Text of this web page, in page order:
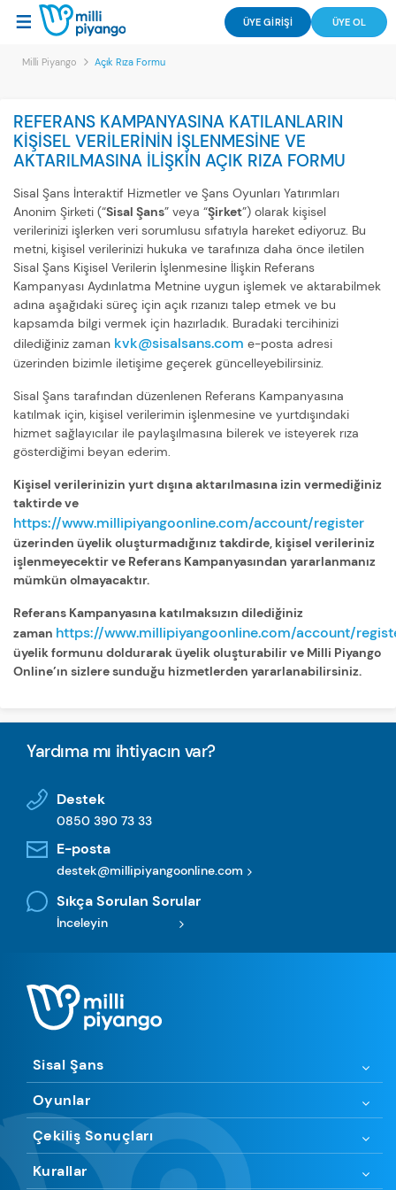
ÜYE GİRİŞİ ÜYE OL
Milli Piyango Açık Rıza Formu
REFERANS KAMPANYASINA KATILANLARIN
KİŞİSEL VERİLERİNİN İŞLENMESİNE VE
AKTARILMASINA İLİŞKİN AÇIK RIZA FORMU
Sisal Şans İnteraktif Hizmetler ve Şans Oyunları Yatırımları
Anonim Şirketi (“Sisal Şans” veya “Şirket”) olarak kişisel
verilerinizi işlerken veri sorumlusu sıfatıyla hareket ediyoruz. Bu
metni, kişisel verilerinizi hukuka ve tarafınıza daha önce iletilen
Sisal Şans Kişisel Verilerin İşlenmesine İlişkin Referans
Kampanyası Aydınlatma Metnine uygun işlemek ve aktarabilmek
adına aşağıdaki süreç için açık rızanızı talep etmek ve bu
kapsamda bilgi vermek için hazırladık. Buradaki tercihinizi
dilediğiniz zaman kvk@sisalsans.com e-posta adresi
üzerinden bizimle iletişime geçerek güncelleyebilirsiniz.
Sisal Şans tarafından düzenlenen Referans Kampanyasına
katılmak için, kişisel verilerimin işlenmesine ve yurtdışındaki
hizmet sağlayıcılar ile paylaşılmasına bilerek ve isteyerek rıza
gösterdiğimi beyan ederim.
Kişisel verilerinizin yurt dışına aktarılmasına izin vermediğiniz
taktirde ve
https://www.millipiyangoonline.com/account/register
üzerinden üyelik oluşturmadığınız takdirde, kişisel verileriniz
işlenmeyecektir ve Referans Kampanyasından yararlanmanız
mümkün olmayacaktır.
Referans Kampanyasına katılmaksızın dilediğiniz
zaman https://www.millipiyangoonline.com/account/
üyelik formunu doldurarak üyelik oluşturabilir ve Milli Piyango
Online’ın sizlere sunduğu hizmetlerden yararlanabilirsiniz.
Yardıma mı ihtiyacın var?
Destek
0850 390 73 33
E-posta
destek@millipiyangoonline.com
Sıkça Sorulan Sorular
İnceleyin
Sisal Şans
Oyunlar
Çekiliş Sonuçları
Kurallar